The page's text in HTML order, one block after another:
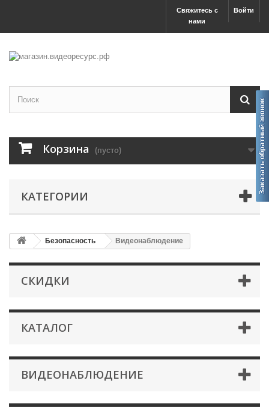
Войти
Свяжитесь с
нами
Корзина (пусто)
КАТЕГОРИИ
Безопасность Видеонаблюдение
СКИДКИ
КАТАЛОГ
ВИДЕОНАБЛЮДЕНИЕ